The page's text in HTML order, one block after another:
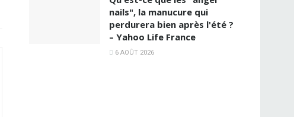
nails", la manucure qui
perdurera bien après l'été ?
– Yahoo Life France
6 AOÛT 2026